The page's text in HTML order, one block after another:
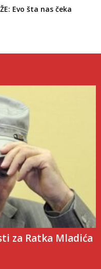
Evo šta nas čeka
za Ratka Mladića